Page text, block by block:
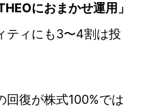
におまかせ運用」
ティにも3〜4割は投
回復が株式100%では